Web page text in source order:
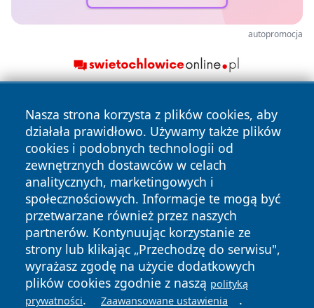
autopromocja
Nasza strona korzysta z plików cookies, aby
działała prawidłowo. Używamy także plików
cookies i podobnych technologii od
zewnętrznych dostawców w celach
analitycznych, marketingowych i
społecznościowych. Informacje te mogą być
przetwarzane również przez naszych
partnerów. Kontynuując korzystanie ze
strony lub klikając „Przechodzę do serwisu",
wyrażasz zgodę na użycie dodatkowych
plików cookies zgodnie z naszą polityką
prywatności. Zaawansowane ustawienia .
Copyright © 2026 zawiercieonline.pl Wszystkie prawa
zastrzeżone.
News Autorzy
Polityka
Prywatności
Polityka
Cookies